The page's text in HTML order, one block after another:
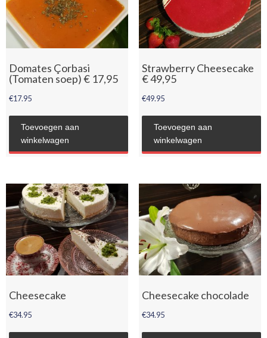
Domates Çorbasi
(Tomaten soep) € 17,95
€17.95
Toevoegen aan
winkelwagen
Strawberry Cheesecake
€ 49,95
€49.95
Toevoegen aan
winkelwagen
Cheesecake
€34.95
Cheesecake chocolade
€34.95